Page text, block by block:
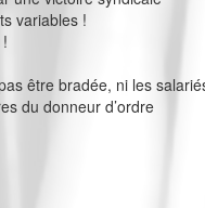
variables !
être bradée, ni les
du donneur d’ordre